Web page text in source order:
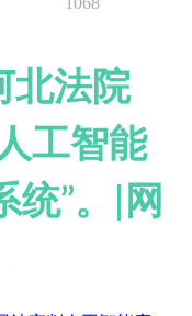
北法院
工智能
统”。|网